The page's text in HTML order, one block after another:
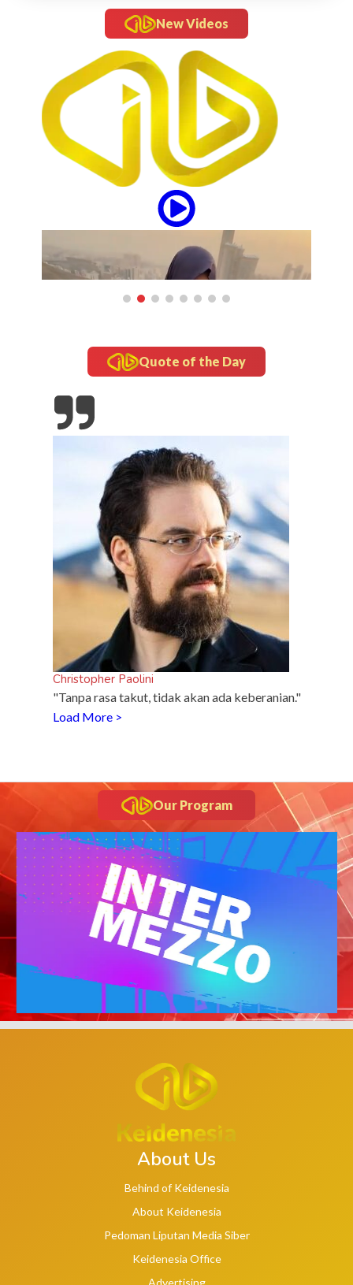
New Videos
updates
Quote of the Day
Christopher Paolini
"Tanpa rasa takut, tidak akan ada keberanian."
Load More >
Our Program
About Us
Behind of Keidenesia
About Keidenesia
Pedoman Liputan Media Siber
Keidenesia Office
Advertising